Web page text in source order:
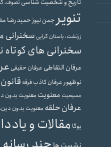
تصوف،
تنویر جمن نیوزحمیدرضا
زرتشت، باستان گرایی سخنرانی
سخنرانی های کوتاه
عرفان التقاطی عرفان حقیقی
نوظهور عرفان کاذبفرقه
مسیحیت معنویت معنویت بدون
عرفان حلقه معنویت بدون
یوگا مقالات و